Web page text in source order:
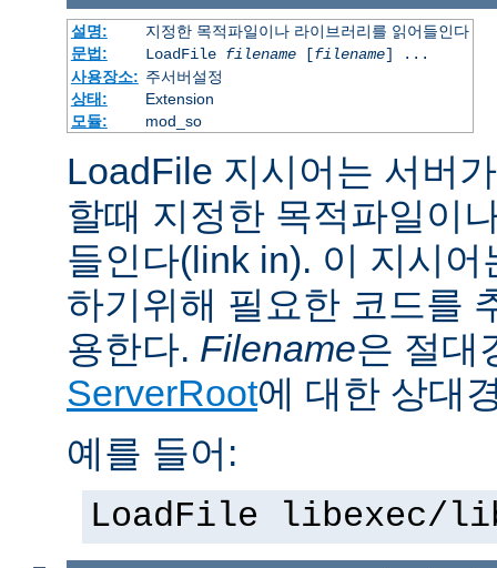
설명:
지정한 목적파일이나 라이브러리를 읽어들인다
문법:
LoadFile filename[filename] ...
사용장소: 주서버설정
상태:
Extension
모듈:
mod_so
LoadFile 지시어는 서버
할때 지정한 목적파일이
들인다(link in). 이 지시
하기위해 필요한 코드를
용한다. Filename은 절대
ServerRoot에 대한 상대
예를 들어:
LoadFile libexec/